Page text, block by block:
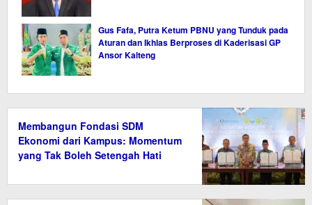
Gus Fafa, Putra Ketum PBNU yang Tunduk pada
Aturan dan Ikhlas Berproses di Kaderisasi GP
Ansor Kalteng
Membangun Fondasi SDM
Ekonomi dari Kampus: Momentum
yang Tak Boleh Setengah Hati